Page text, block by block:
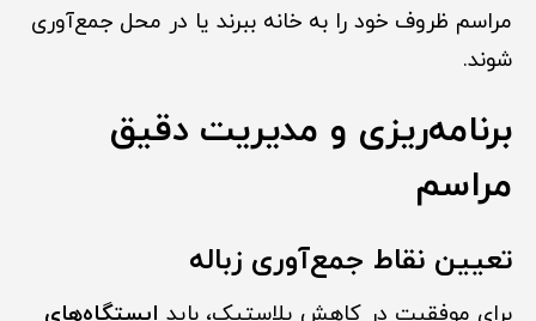
مراسم ظروف خود را به خانه ببرند یا در محل جمع‌آوری
شوند.
برنامه‌ریزی و مدیریت دقیق
مراسم
تعیین نقاط جمع‌آوری زباله
برای موفقیت در کاهش پلاستیک، باید ایستگاه‌های